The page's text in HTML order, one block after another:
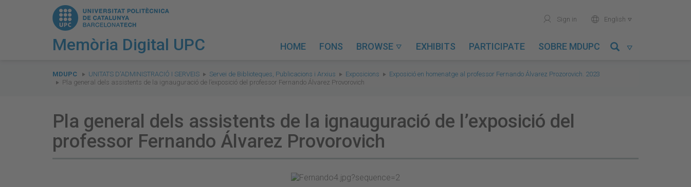
Memòria Digital UPC
user Sign in world English 
HOME FONS BROWSE  EXHIBITS PARTICIPATE SOBRE MDUPC 
are
here:
MDUPC UNITATS D'ADMINISTRACIÓ I SERVEIS Servei de Biblioteques, Publicacions i Arxius Exposicions
Exposició en homenatge al professor Fernando Álvarez Prozorovich. 2023
Pla general dels assistents de la ignauguració de l’exposició del professor Fernando Álvarez Provorovich
Pla general dels assistents de la ignauguració de l’exposició del
professor Fernando Álvarez Provorovich